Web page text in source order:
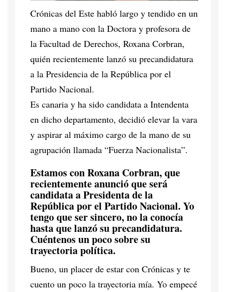
Crónicas del Este habló largo y tendido en un
mano a mano con la Doctora y profesora de
la Facultad de Derechos, Roxana Corbran,
quién recientemente lanzó su precandidatura
a la Presidencia de la República por el
Partido Nacional.
Es canaria y ha sido candidata a Intendenta
en dicho departamento, decidió elevar la vara
y aspirar al máximo cargo de la mano de su
agrupación llamada “Fuerza Nacionalista”.
Estamos con Roxana Corbran, que
recientemente anunció que será
candidata a Presidenta de la
República por el Partido Nacional. Yo
tengo que ser sincero, no la conocía
hasta que lanzó su precandidatura.
Cuéntenos un poco sobre su
trayectoria política.
Bueno, un placer de estar con Crónicas y te
cuento un poco la trayectoria mía. Yo empecé